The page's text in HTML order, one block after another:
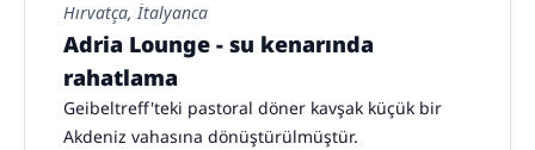
Hırvatça, İtalyanca
Adria Lounge - su kenarında
rahatlama
Geibeltreff'teki pastoral döner kavşak küçük bir
Akdeniz vahasına dönüştürülmüştür.